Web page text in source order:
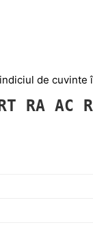
de cuvinte
RA AC